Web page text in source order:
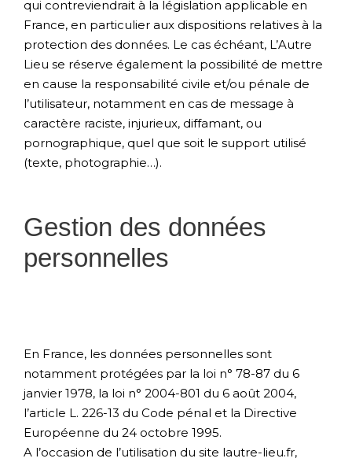
qui contreviendrait à la législation applicable en
France, en particulier aux dispositions relatives à la
protection des données. Le cas échéant, L’Autre
Lieu se réserve également la possibilité de mettre
en cause la responsabilité civile et/ou pénale de
l’utilisateur, notamment en cas de message à
caractère raciste, injurieux, diffamant, ou
pornographique, quel que soit le support utilisé
(texte, photographie…).
Gestion des données
personnelles
En France, les données personnelles sont
notamment protégées par la loi n° 78-87 du 6
janvier 1978, la loi n° 2004-801 du 6 août 2004,
l’article L. 226-13 du Code pénal et la Directive
Européenne du 24 octobre 1995.
A l’occasion de l’utilisation du site lautre-lieu.fr,